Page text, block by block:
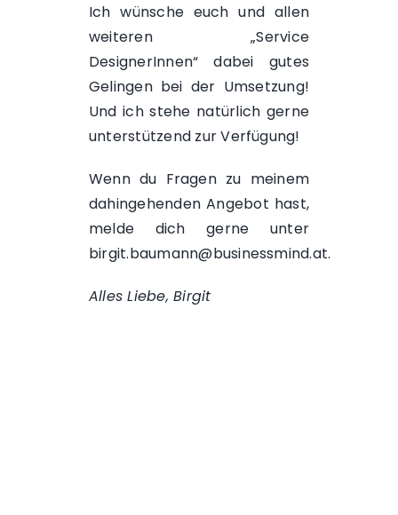
Ich wünsche euch und allen
weiteren „Service
DesignerInnen“ dabei gutes
Gelingen bei der Umsetzung!
Und ich stehe natürlich gerne
unterstützend zur Verfügung!
Wenn du Fragen zu meinem
dahingehenden Angebot hast,
melde dich gerne unter
birgit.baumann@businessmind.at.
Alles Liebe, Birgit